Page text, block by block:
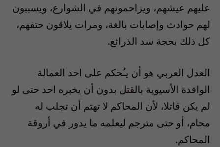
عليهم عيشهم، ويزاحمونهم في الشوارع، ويسببون
لهم حوادث وإصابات بالغة، ومرات يلاقون حتفهم،
كل ذلك بحجة سد الذرائع.
العدل العربي هو أن يـُحكم على احد العمالة
الوافدة الأسيوية بالقتل بدون أن يخبره احد حتى لو
لم يكن قاتلا، لأن المحاكم لا تهتم أن تجلب له
محام، أو حتى مترجم ليعلمه ما يدور في أروقة
المحاكم.